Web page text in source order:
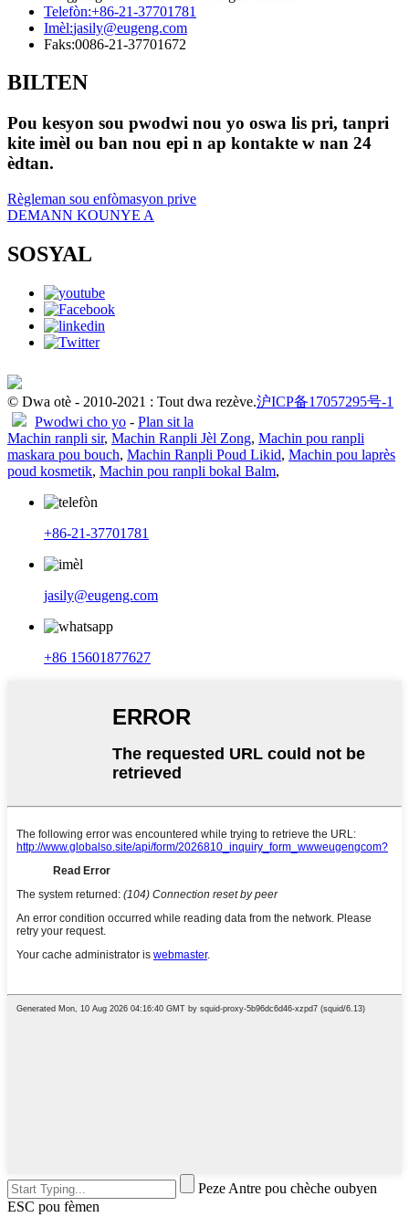
Telefòn:+86-21-37701781
Imèl:jasily@eugeng.com
Faks:0086-21-37701672
BILTEN
Pou kesyon sou pwodwi nou yo oswa lis pri, tanpri
kite imèl ou ban nou epi n ap kontakte w nan 24
èdtan.
Règleman sou enfòmasyon prive
DEMANN KOUNYE A
SOSYAL
© Dwa otè - 2010-2021 : Tout dwa rezève.沪ICP备17057295号-1
Pwodwi cho yo - Plan sit la
Machin ranpli sir, Machin Ranpli Jèl Zong, Machin pou ranpli
maskara pou bouch, Machin Ranpli Poud Likid, Machin pou laprès
poud kosmetik, Machin pou ranpli bokal Balm,
+86-21-37701781
jasily@eugeng.com
+86 15601877627
Peze Antre pou chèche oubyen
ESC pou fèmen